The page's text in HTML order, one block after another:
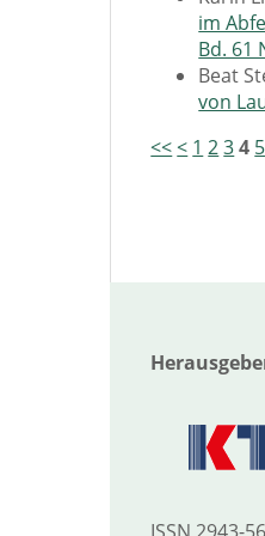
im
Bd. 61
Beat
von
<<< 1 234 5